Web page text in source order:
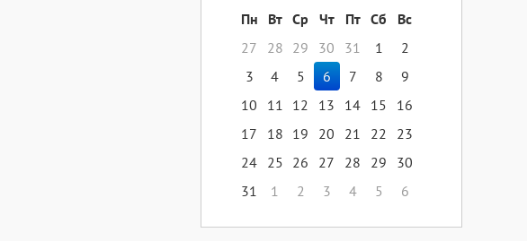
Пн
Вт Ср Чт Пт Сб
Вс
27
28 29 30 31 1
2
3
4 5 6 7 8
9
10
11 12 13 14 15
16
17
18 19 20 21 22
23
24 25 26 27 28 29
30
31
1 2 3 4 5 6